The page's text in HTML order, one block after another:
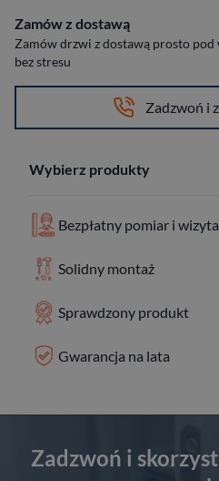
Zamów z dostawą
Zamów drzwi z dostawą prosto pod
bez stresu
Zadzwoń i
Wybierz produkty
Bezpłatny pomiar i
Solidny montaż
Sprawdzony produkt
Gwarancja na lata
Zadzwoń i